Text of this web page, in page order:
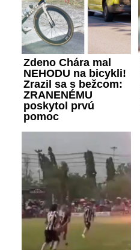
Zdeno Chára mal
NEHODU na bicykli!
Zrazil sa s bežcom:
ZRANENÉMU
poskytol prvú
pomoc